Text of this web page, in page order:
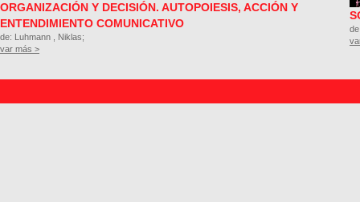
ORGANIZACIÓN Y DECISIÓN. AUTOPOIESIS, ACCIÓN Y
ENTENDIMIENTO COMUNICATIVO
de: Luhmann , Niklas;
var más >